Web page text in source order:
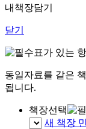
내책장담기
닫기
표가 있는
동일자료를 같은
됩니다.
책장선택
새 책장